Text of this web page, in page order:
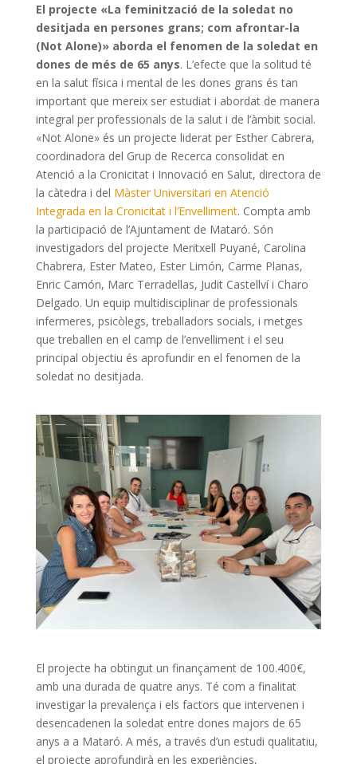
El projecte «La feminització de la soledat no
desitjada en persones grans; com afrontar-la
(Not Alone)» aborda el fenomen de la soledat en
dones de més de 65 anys. L’efecte que la solitud té
en la salut física i mental de les dones grans és tan
important que mereix ser estudiat i abordat de manera
integral per professionals de la salut i de l’àmbit social.
«Not Alone» és un projecte liderat per Esther Cabrera,
coordinadora del Grup de Recerca consolidat en
Atenció a la Cronicitat i Innovació en Salut, directora de
la càtedra i del Màster Universitari en Atenció
Integrada en la Cronicitat i l’Envelliment. Compta amb
la participació de l’Ajuntament de Mataró. Són
investigadors del projecte Meritxell Puyané, Carolina
Chabrera, Ester Mateo, Ester Limón, Carme Planas,
Enric Camón, Marc Terradellas, Judit Castellví i Charo
Delgado. Un equip multidisciplinar de professionals
infermeres, psicòlegs, treballadors socials, i metges
que treballen en el camp de l’envelliment i el seu
principal objectiu és aprofundir en el fenomen de la
soledat no desitjada.
El projecte ha obtingut un finançament de 100.400€,
amb una durada de quatre anys. Té com a finalitat
investigar la prevalença i els factors que intervenen i
desencadenen la soledat entre dones majors de 65
anys a a Mataró. A més, a través d’un estudi qualitatiu,
el projecte aprofundirà en les experiències,